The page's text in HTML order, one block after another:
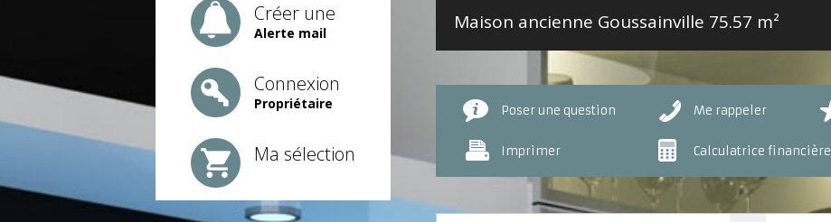
Créer une
Alerte mail
Connexion
Propriétaire
Ma sélection
Maison ancienne Goussainville 75.57 m²
Poser une question Me rappeler
Imprimer Calculatrice financière